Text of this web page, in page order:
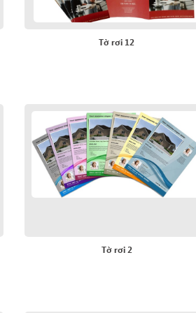
Tờ rơi 12
Tờ rơi 2